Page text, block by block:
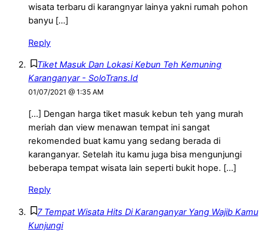
wisata terbaru di karangnyar lainya yakni rumah pohon
banyu […]
Reply
Tiket Masuk Dan Lokasi Kebun Teh Kemuning
Karanganyar - SoloTrans.Id
01/07/2021 @ 1:35 AM
[…] Dengan harga tiket masuk kebun teh yang murah
meriah dan view menawan tempat ini sangat
rekomended buat kamu yang sedang berada di
karanganyar. Setelah itu kamu juga bisa mengunjungi
beberapa tempat wisata lain seperti bukit hope. […]
Reply
7 Tempat Wisata Hits Di Karanganyar Yang Wajib Kamu
Kunjungi